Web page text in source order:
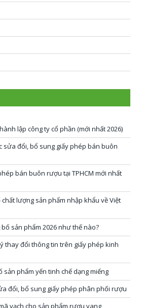
lập công ty cổ phần (mới nhất 2026)
sửa đổi, bổ sung giấy phép bán buôn
bán buôn rượu tại TPHCM mới nhất
lượng sản phẩm nhập khẩu về Việt
sản phẩm 2026 như thế nào?
thay đổi thông tin trên giấy phép kinh
sản phẩm yến tinh chế dạng miếng
đổi, bổ sung giấy phép phân phối rượu
vạch cho sản phẩm rượu vang